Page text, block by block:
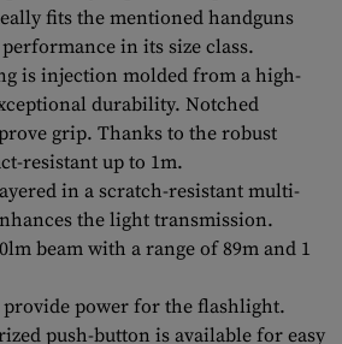
fits the mentioned handguns
in its size class.
is injection molded from a high-
durability. Notched
grip. Thanks to the robust
resistant up to 1m.
in a scratch-resistant multi-
the light transmission.
beam with a range of 89m and 1
provide power for the flashlight.
push-button is available for easy